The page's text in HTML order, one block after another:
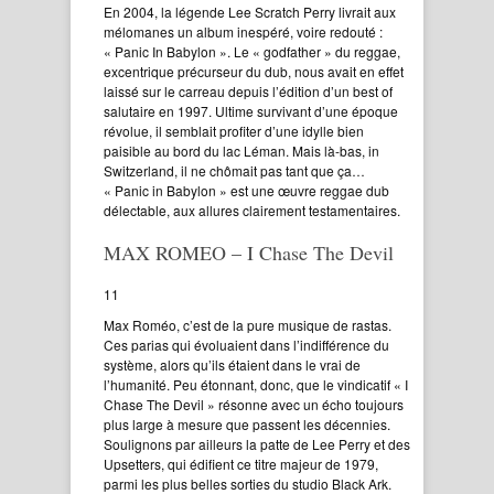
En 2004, la légende Lee Scratch Perry livrait aux
mélomanes un album inespéré, voire redouté :
« Panic In Babylon ». Le « godfather » du reggae,
excentrique précurseur du dub, nous avait en effet
laissé sur le carreau depuis l’édition d’un best of
salutaire en 1997. Ultime survivant d’une époque
révolue, il semblait profiter d’une idylle bien
paisible au bord du lac Léman. Mais là-bas, in
Switzerland, il ne chômait pas tant que ça…
« Panic in Babylon » est une œuvre reggae dub
délectable, aux allures clairement testamentaires.
MAX ROMEO – I Chase The Devil
11
Max Roméo, c’est de la pure musique de rastas.
Ces parias qui évoluaient dans l’indifférence du
système, alors qu’ils étaient dans le vrai de
l’humanité. Peu étonnant, donc, que le vindicatif « I
Chase The Devil » résonne avec un écho toujours
plus large à mesure que passent les décennies.
Soulignons par ailleurs la patte de Lee Perry et des
Upsetters, qui édifient ce titre majeur de 1979,
parmi les plus belles sorties du studio Black Ark.